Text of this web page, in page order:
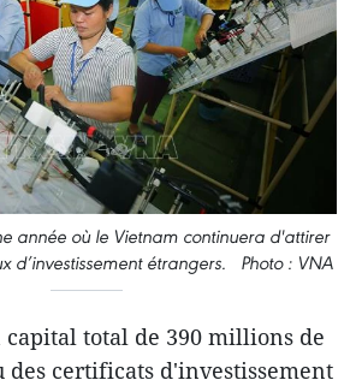
année où le Vietnam continuera d'attirer
d’investissement étrangers. Photo : VNA
capital total de 390 millions de
des certificats d'investissement